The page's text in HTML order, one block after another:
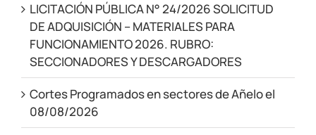
LICITACIÓN PÚBLICA N° 24/2026 SOLICITUD
DE ADQUISICIÓN – MATERIALES PARA
FUNCIONAMIENTO 2026. RUBRO:
SECCIONADORES Y DESCARGADORES
Cortes Programados en sectores de Añelo el
08/08/2026